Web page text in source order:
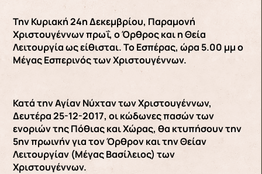
Την Κυριακή 24η Δεκεμβρίου, Παραμονή
Χριστουγέννων πρωΐ, ο Όρθρος και η Θεία
Λειτουργία ως είθισται. Το Εσπέρας, ώρα 5.00 μμ ο
Μέγας Εσπερινός των Χριστουγέννων.
Κατά την Αγίαν Νύχταν των Χριστουγέννων,
Δευτέρα 25-12-2017, οι κώδωνες πασών των
ενοριών της Πόθιας και Χώρας, θα κτυπήσουν την
5ην πρωινήν για τον Όρθρον και την Θείαν
Λειτουργίαν (Μέγας Βασίλειος) των
Χριστουγέννων.